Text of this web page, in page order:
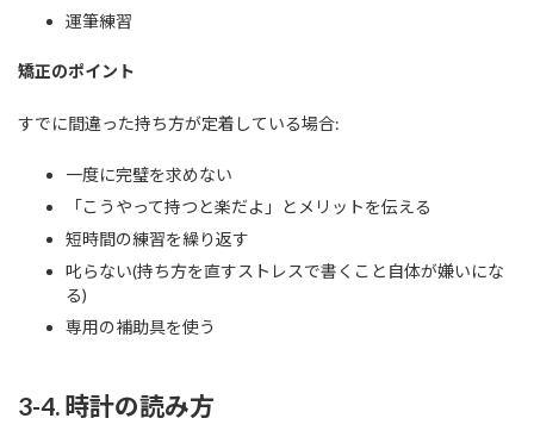
運筆練習
矯正のポイント
すでに間違った持ち方が定着している場合:
一度に完璧を求めない
「こうやって持つと楽だよ」とメリットを伝える
短時間の練習を繰り返す
叱らない(持ち方を直すストレスで書くこと自体が嫌いにな
る)
専用の補助具を使う
3-4. 時計の読み方